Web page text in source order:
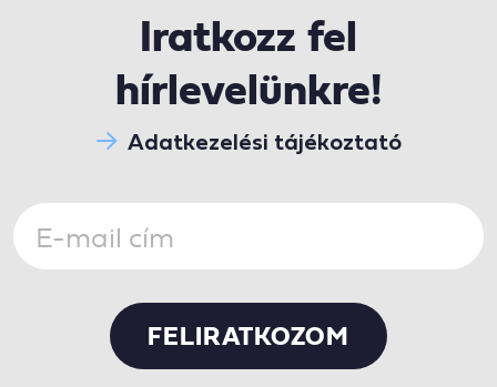
Iratkozz fel
hírlevelünkre!
Adatkezelési tájékoztató